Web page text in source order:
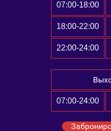
07:00-18:00
18:00-22:00
22:00-24:00
07:00-24:00